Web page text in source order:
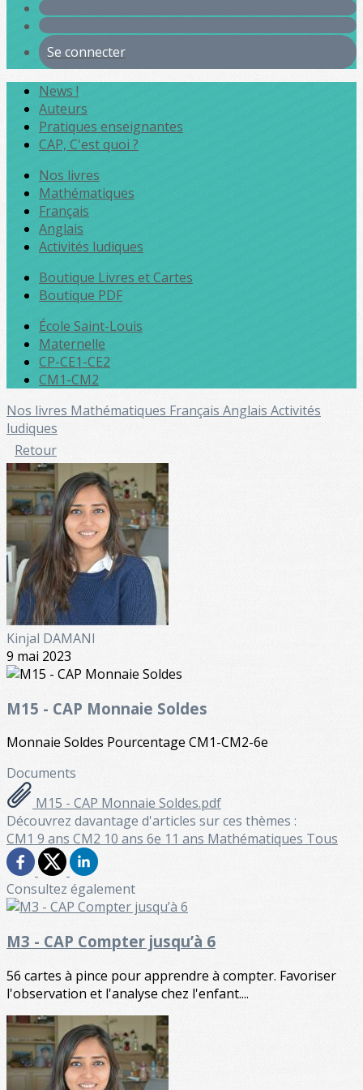
Se connecter
News !
Auteurs
Pratiques enseignantes
CAP, C'est quoi ?
Nos livres
Mathématiques
Français
Anglais
Activités ludiques
Boutique Livres et Cartes
Boutique PDF
École Saint-Louis
Maternelle
CP-CE1-CE2
CM1-CM2
Nos livres Mathématiques Français Anglais Activités
ludiques
Retour
Kinjal DAMANI
9 mai 2023
M15 - CAP Monnaie Soldes
Monnaie Soldes Pourcentage CM1-CM2-6e
Documents
M15 - CAP Monnaie Soldes.pdf
Découvrez davantage d'articles sur ces thèmes :
CM1 9 ans CM2 10 ans 6e 11 ans Mathématiques Tous
Consultez également
M3 - CAP Compter jusqu’à 6
56 cartes à pince pour apprendre à compter. Favoriser
l'observation et l'analyse chez l'enfant....